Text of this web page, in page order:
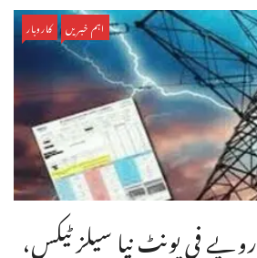
اہم خبریں کاروبار
بجلی مزیدمہنگی،5 روپے فی یونٹ نیا سیلز ٹیکس،